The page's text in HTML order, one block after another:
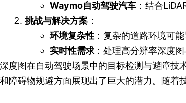
Waymo自动驾驶汽车 ：结合
挑战与解决方案 ：
环境复杂性 ：复杂的道路环境可
实时性需求 ：处理高分辨率深度
深度图在自动驾驶场景中的目标检测与避障技
和障碍物规避方面展现出了巨大的潜力。随着